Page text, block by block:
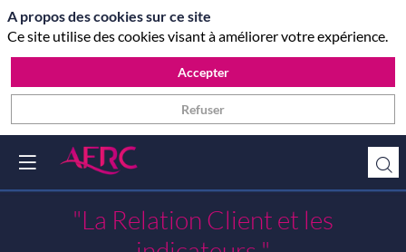
"La Relation Client et les
A propos des cookies sur ce site
Ce site utilise des cookies visant à améliorer votre expérience.
Accepter
Refuser